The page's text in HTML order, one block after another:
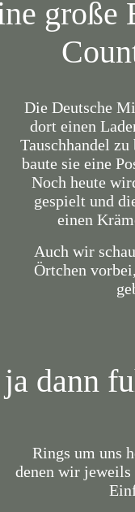
große
Die Deutsche
dort einen
Tauschhandel
baute sie eine
Noch heute
gespielt und
einen
Auch wir
Örtchen
dann
Rings um uns
denen wir jeweils